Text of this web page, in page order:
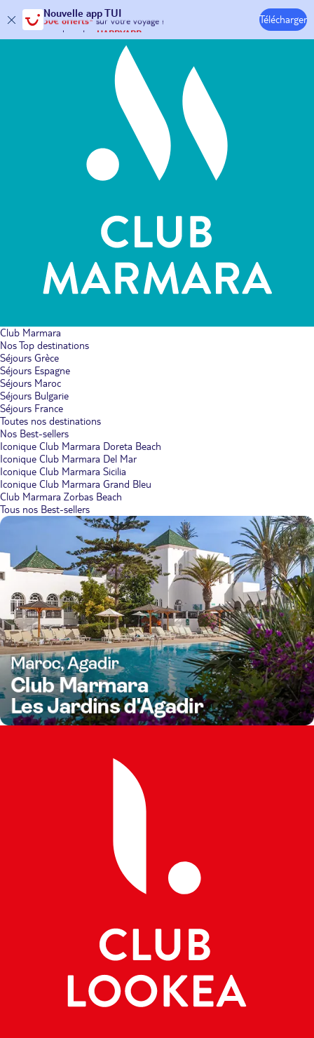
Nouvelle app TUI
30€ offerts* sur votre voyage !
avec le code :HAPPYAPP
Télécharger
Hôtels & Clubs
Club Marmara
Nos Top destinations
Séjours Grèce
Séjours Espagne
Séjours Maroc
Séjours Bulgarie
Séjours France
Toutes nos destinations
Nos Best-sellers
Iconique Club Marmara Doreta Beach
Iconique Club Marmara Del Mar
Iconique Club Marmara Sicilia
Iconique Club Marmara Grand Bleu
Club Marmara Zorbas Beach
Tous nos Best-sellers